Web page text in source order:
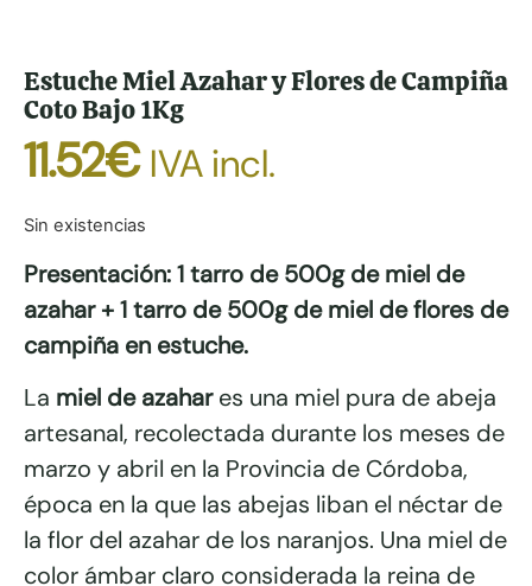
Estuche Miel Azahar y Flores de Campiña
Coto Bajo 1Kg
11.52€ IVA incl.
Sin existencias
Presentación: 1 tarro de 500g de miel de
azahar + 1 tarro de 500g de miel de flores de
campiña en estuche.
La miel de azahares una miel pura de abeja
artesanal, recolectada durante los meses de
marzo y abril en la Provincia de Córdoba,
época en la que las abejas liban el néctar de
la flor del azahar de los naranjos. Una miel de
color ámbar claro considerada la reina de